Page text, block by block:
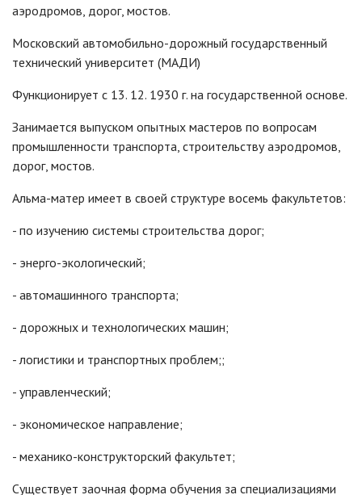
аэродромов, дорог, мостов.
Московский автомобильно-дорожный государственный
технический университет (МАДИ)
Функционирует с 13. 12. 1930 г. на государственной основе.
Занимается выпуском опытных мастеров по вопросам
промышленности транспорта, строительству аэродромов,
дорог, мостов.
Альма-матер имеет в своей структуре восемь факультетов:
- по изучению системы строительства дорог;
- энерго-экологический;
- автомашинного транспорта;
- дорожных и технологических машин;
- логистики и транспортных проблем;;
- управленческий;
- экономическое направление;
- механико-конструкторский факультет;
Существует заочная форма обучения за специализациями